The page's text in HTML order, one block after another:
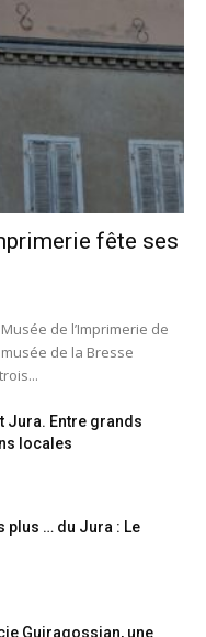
fête ses
de l’Imprimerie de
de la Bresse
Jura. Entre grands
locales
plus … du Jura : Le
Guiragossian, une